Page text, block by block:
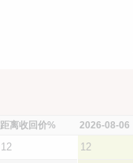
距离收回价% 2026-08-06
12 12